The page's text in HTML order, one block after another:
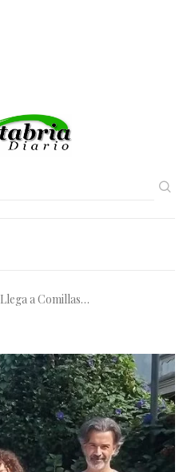
Llega a Comillas…